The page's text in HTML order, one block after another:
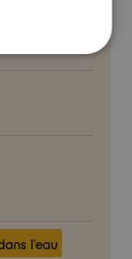
l’eau